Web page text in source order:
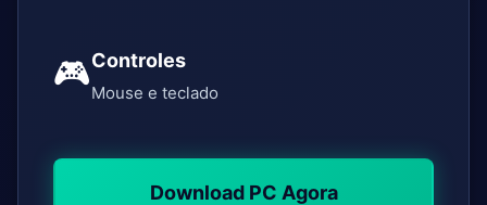
🎮Controles
Mouse e teclado
Download PC Agora